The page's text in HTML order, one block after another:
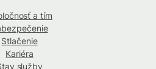
a tím
Stlačenie
Kariéra
služby